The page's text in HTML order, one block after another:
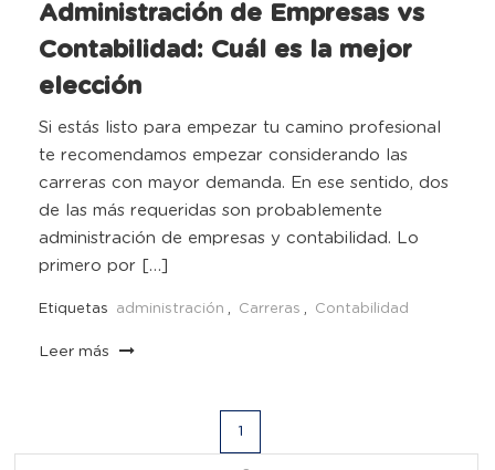
Administración de Empresas vs
Contabilidad: Cuál es la mejor
elección
Si estás listo para empezar tu camino profesional
te recomendamos empezar considerando las
carreras con mayor demanda. En ese sentido, dos
de las más requeridas son probablemente
administración de empresas y contabilidad. Lo
primero por […]
Etiquetas administración , Carreras , Contabilidad
Leer más
1